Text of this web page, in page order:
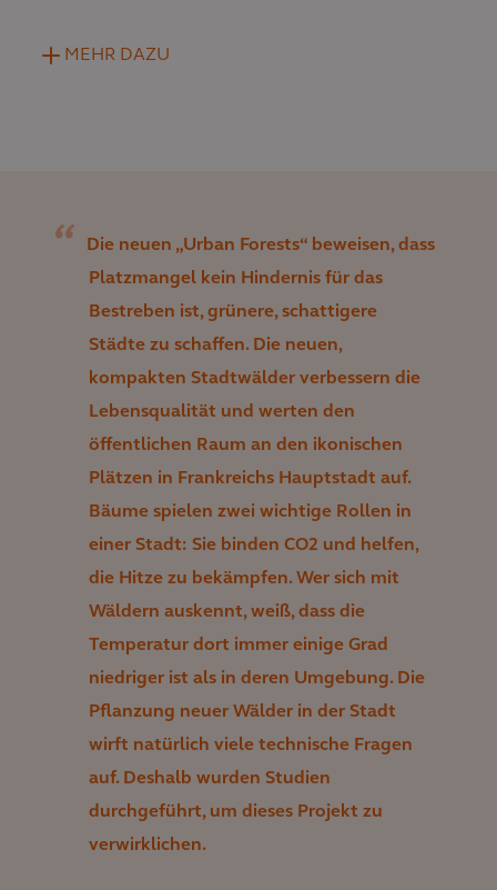
MEHR DAZU
Die neuen „Urban Forests“ beweisen, dass
Platzmangel kein Hindernis für das
Bestreben ist, grünere, schattigere
Städte zu schaffen. Die neuen,
kompakten Stadtwälder verbessern die
Lebensqualität und werten den
öffentlichen Raum an den ikonischen
Plätzen in Frankreichs Hauptstadt auf.
Bäume spielen zwei wichtige Rollen in
einer Stadt: Sie binden CO2 und helfen,
die Hitze zu bekämpfen. Wer sich mit
Wäldern auskennt, weiß, dass die
Temperatur dort immer einige Grad
niedriger ist als in deren Umgebung. Die
Pflanzung neuer Wälder in der Stadt
wirft natürlich viele technische Fragen
auf. Deshalb wurden Studien
durchgeführt, um dieses Projekt zu
verwirklichen.